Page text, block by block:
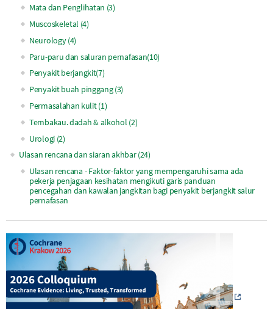
Mata dan Penglihatan (3)
Muscoskeletal (4)
Neurology (4)
Paru-paru dan saluran pernafasan(10)
Penyakit berjangkit(7)
Penyakit buah pinggang (3)
Permasalahan kulit (1)
Tembakau. dadah & alkohol (2)
Urologi (2)
Ulasan rencana dan siaran akhbar (24)
Ulasan rencana - Faktor-faktor yang mempengaruhi sama ada
pekerja penjagaan kesihatan mengikuti garis panduan
pencegahan dan kawalan jangkitan bagi penyakit berjangkit salur
pernafasan